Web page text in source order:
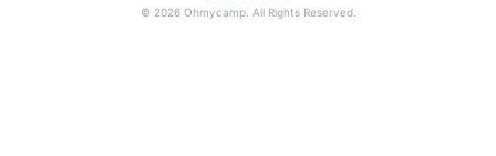
© 2026 Ohmycamp. All Rights Reserved.